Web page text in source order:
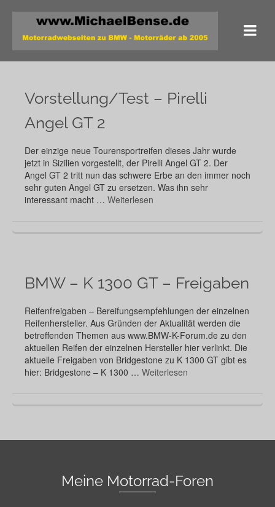
Vorstellung/Test – Pirelli
Angel GT 2
Der einzige neue Tourensportreifen dieses Jahr wurde
jetzt in Sizilien vorgestellt, der Pirelli Angel GT 2. Der
Angel GT 2 tritt nun das schwere Erbe an den immer noch
sehr guten Angel GT zu ersetzen. Was ihn sehr
interessant macht … Weiterlesen
BMW – K 1300 GT – Freigaben
Reifenfreigaben – Bereifungsempfehlungen der einzelnen
Reifenhersteller. Aus Gründen der Aktualität werden die
betreffenden Themen aus www.BMW-K-Forum.de zu den
aktuellen Reifen der einzelnen Hersteller hier verlinkt. Die
aktuelle Freigaben von Bridgestone zu K 1300 GT gibt es
hier: Bridgestone – K 1300 … Weiterlesen
Meine Motorrad-Foren